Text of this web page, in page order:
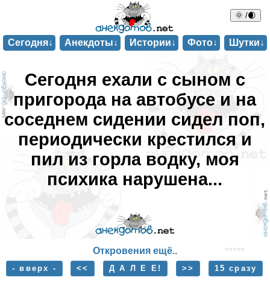
🌞 /🌒
Сегодня↓ Анекдоты↓ Истории↓ Фото↓ Шутки↓
Сегодня ехали с сыном с
пригорода на автобусе и на
соседнем сидении сидел поп,
периодически крестился и
пил из горла водку, моя
психика нарушена...
Откровения ещё..
- вверх - << Д А Л Е Е! >> 15 сразу